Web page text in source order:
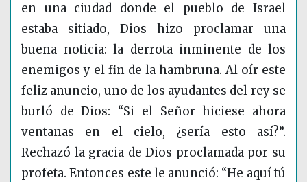
en una ciudad donde el pueblo de Israel
estaba sitiado, Dios hizo proclamar una
buena noticia: la derrota inminente de los
enemigos y el fin de la hambruna. Al oír este
feliz anuncio, uno de los ayudantes del rey se
burló de Dios: “Si el Señor hiciese ahora
ventanas en el cielo, ¿sería esto así?”.
Rechazó la gracia de Dios proclamada por su
profeta. Entonces este le anunció: “He aquí tú